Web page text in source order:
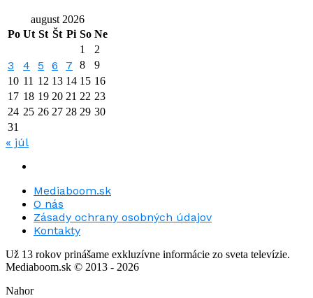
august 2026
Po Ut St Št Pi So Ne
1
2
3 4 5 6 7 8
9
10 11 12 13 14 15 16
17 18 19 20 21 22 23
24 25 26 27 28 29 30
31
« júl
Mediaboom.sk
O nás
Zásady ochrany osobných údajov
Kontakty
Už 13 rokov prinášame exkluzívne informácie zo sveta televízie.
Mediaboom.sk © 2013 - 2026
Nahor